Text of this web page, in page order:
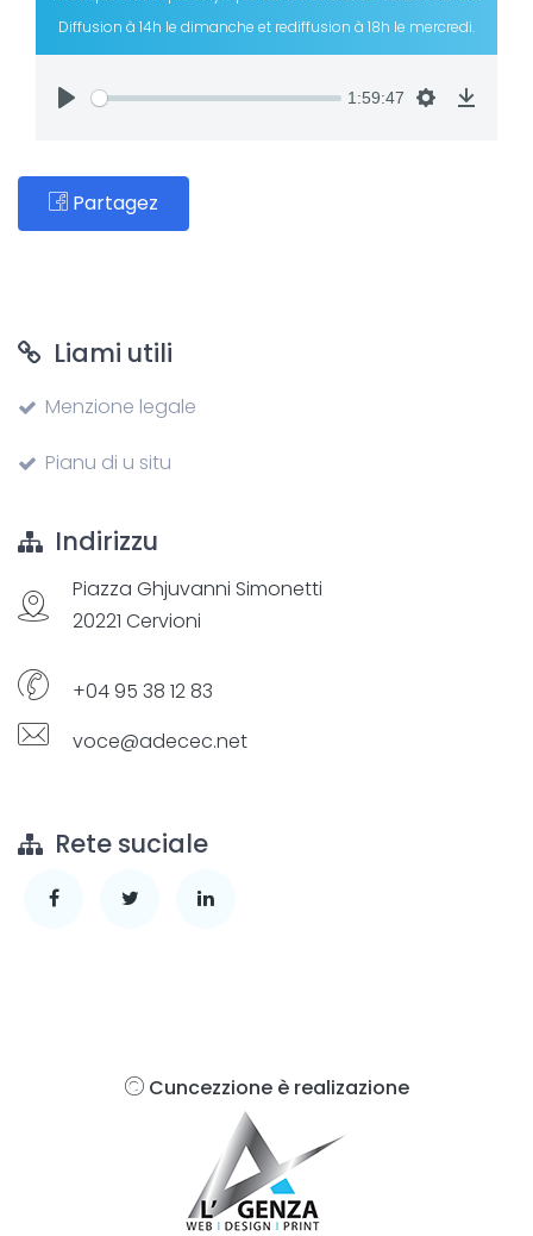
Diffusion à 14h le dimanche et rediffusion à 18h le mercredi.
1:59:47
Partagez
Liami utili
Menzione legale
Pianu di u situ
Indirizzu
Piazza Ghjuvanni Simonetti
20221 Cervioni
+04 95 38 12 83
voce@adecec.net
Rete suciale
Cuncezzione è realizazione